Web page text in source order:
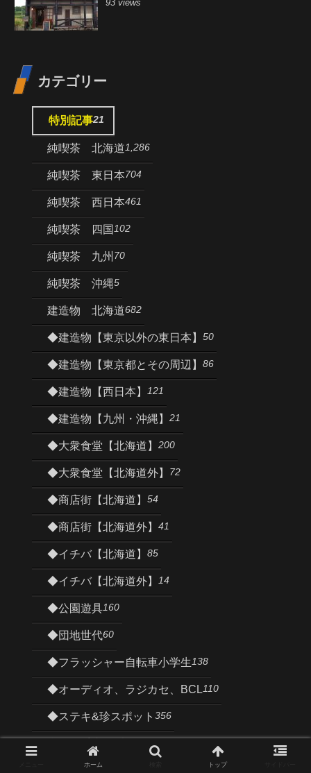
93 views
カテゴリー
特別記事21
純喫茶 北海道1,286
純喫茶 東日本704
純喫茶 西日本461
純喫茶 四国 102
純喫茶 九州 70
純喫茶 沖縄5
建造物 北海道682
◆建造物【東京以外の東日本】 50
◆建造物【東京都とその周辺】 86
◆建造物【西日本】 121
◆建造物【九州・沖縄】 21
◆大衆食堂【北海道】 200
◆大衆食堂【北海道外】 72
◆商店街【北海道】 54
◆商店街【北海道外】 41
◆イチバ【北海道】 85
◆イチバ【北海道外】 14
◆公園遊具160
◆団地世代60
◆フラッシャー自転車小学生138
◆オーディオ、ラジカセ、BCL110
◆ステキ&珍スポット 356
◆街の手書き看板
◆街のカナモノ
ホーム トップ